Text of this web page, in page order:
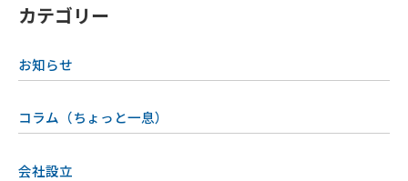
カテゴリー
お知らせ
コラム（ちょっと一息）
会社設立